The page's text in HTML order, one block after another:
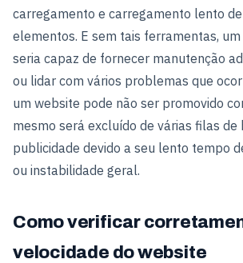
carregamento e carregamento lento
elementos. E sem tais ferramentas,
seria capaz de fornecer manutenção
ou lidar com vários problemas que
um website pode não ser promovido
mesmo será excluído de várias filas de
publicidade devido a seu lento tempo
ou instabilidade geral.
Como verificar
velocidade do website